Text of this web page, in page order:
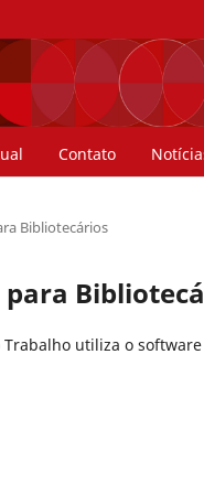
Contato
Bibliotecários
utiliza o software